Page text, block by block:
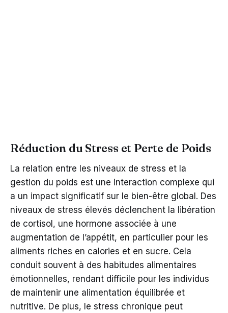
Réduction du Stress et Perte de Poids
La relation entre les niveaux de stress et la
gestion du poids est une interaction complexe qui
a un impact significatif sur le bien-être global. Des
niveaux de stress élevés déclenchent la libération
de cortisol, une hormone associée à une
augmentation de l’appétit, en particulier pour les
aliments riches en calories et en sucre. Cela
conduit souvent à des habitudes alimentaires
émotionnelles, rendant difficile pour les individus
de maintenir une alimentation équilibrée et
nutritive. De plus, le stress chronique peut